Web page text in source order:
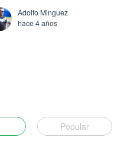
Adolfo Minguez
hace 4 años
Popular